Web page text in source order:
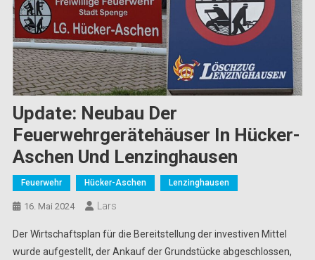
Update: Neubau Der
Feuerwehrgerätehäuser In Hücker-
Aschen Und Lenzinghausen
Feuerwehr Hücker-Aschen Lenzinghausen
16. Mai 2024 Lars
Der Wirtschaftsplan für die Bereitstellung der investiven Mittel
wurde aufgestellt, der Ankauf der Grundstücke abgeschlossen,